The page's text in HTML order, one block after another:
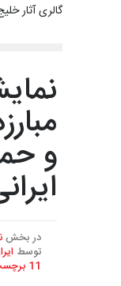
گالری آثار
و
در بخش
توسط
11 برچسب